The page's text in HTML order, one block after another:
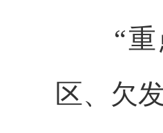
“重点
区、欠